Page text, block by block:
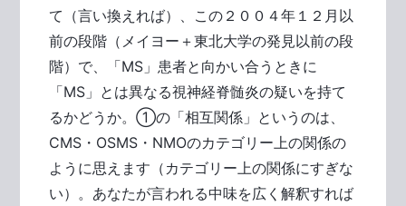
て（言い換えれば）、この２００４年１２月以
前の段階（メイヨー＋東北大学の発見以前の段
階）で、「MS」患者と向かい合うときに
「MS」とは異なる視神経脊髄炎の疑いを持て
るかどうか。①の「相互関係」というのは、
CMS・OSMS・NMOのカテゴリー上の関係の
ように思えます（カテゴリー上の関係にすぎな
い）。あなたが言われる中味を広く解釈すれば